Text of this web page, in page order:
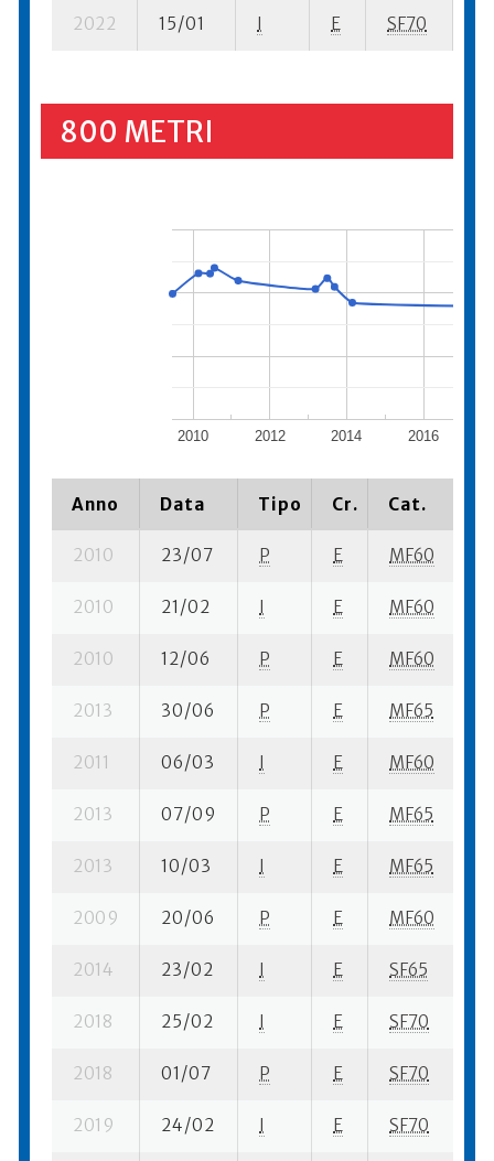
2022 15/01 I E SF70
800 METRI
2010 2012 2014 2016
Anno Data Tipo Cr. Cat.
2010 23/07 P E MF60
2010 21/02 I E MF60
2010 12/06 P E MF60
2013 30/06 P E MF65
2011 06/03 I E MF60
2013 07/09 P E MF65
2013 10/03 I E MF65
2009 20/06 P E MF60
2014 23/02 I E SF65
2018 25/02 I E SF70
2018 01/07 P E SF70
2019 24/02 I E SF70